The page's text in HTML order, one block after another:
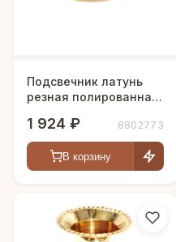
Подсвечник латунь
резная полированная
1 924 ₽ 8802773
В корзину